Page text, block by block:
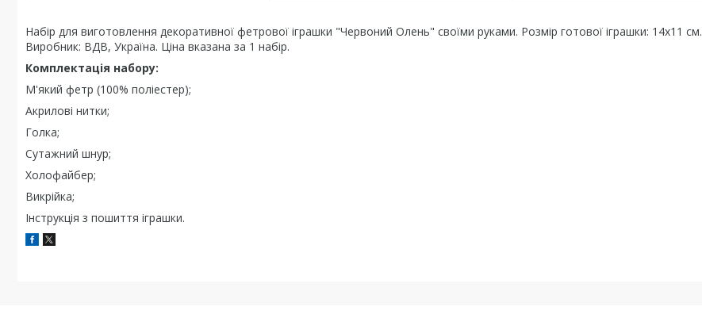
Набір для виготовлення декоративної фетрової іграшки "Червоний Олень" своїми руками. Розмір готової іграшки: 14х11 см.
Виробник: ВДВ, Україна. Ціна вказана за 1 набір.
Комплектація набору:
М'який фетр (100% поліестер);
Акрилові нитки;
Голка;
Сутажний шнур;
Холофайбер;
Викрійка;
Інструкція з пошиття іграшки.